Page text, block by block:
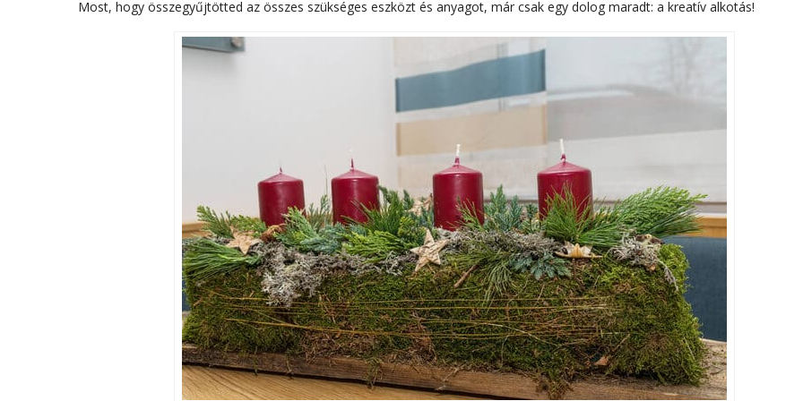
Most, hogy összegyűjtötted az összes szükséges eszközt és anyagot, már csak egy dolog maradt: a kreatív alkotás!